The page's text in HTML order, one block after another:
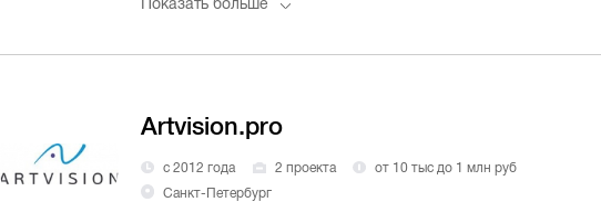
Показать больше
Artvision.pro
с 2012 года 2 проекта
от 10 тыс до 1 млн руб
Санкт-Петербург